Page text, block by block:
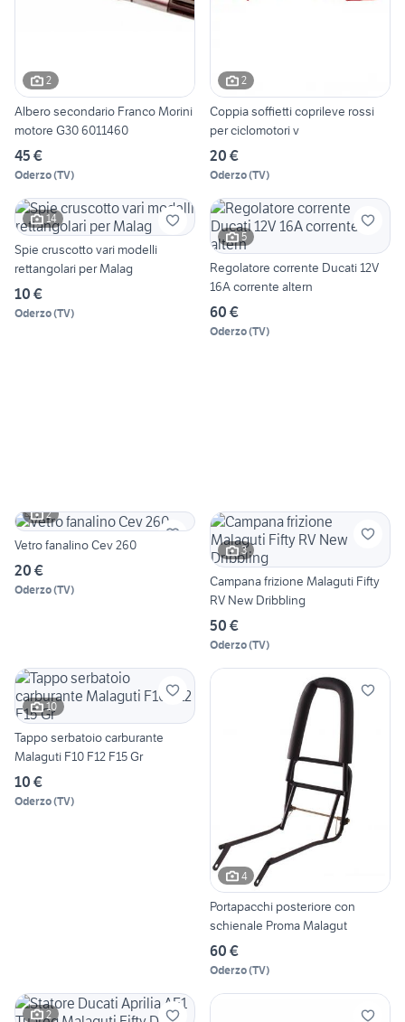
2
Albero secondario Franco Morini
motore G30 6011460
45 €
Oderzo(TV)
2
Coppia soffietti coprileve rossi
per ciclomotori v
20 €
Oderzo(TV)
14
Spie cruscotto vari modelli
rettangolari per Malag
10 €
Oderzo(TV)
5
Regolatore corrente Ducati 12V
16A corrente altern
60 €
Oderzo(TV)
2
Vetro fanalino Cev 260
20 €
Oderzo(TV)
3
Campana frizione Malaguti Fifty
RV New Dribbling
50 €
Oderzo(TV)
10
Tappo serbatoio carburante
Malaguti F10 F12 F15 Gr
10 €
Oderzo(TV)
4
Portapacchi posteriore con
schienale Proma Malagut
60 €
Oderzo(TV)
2